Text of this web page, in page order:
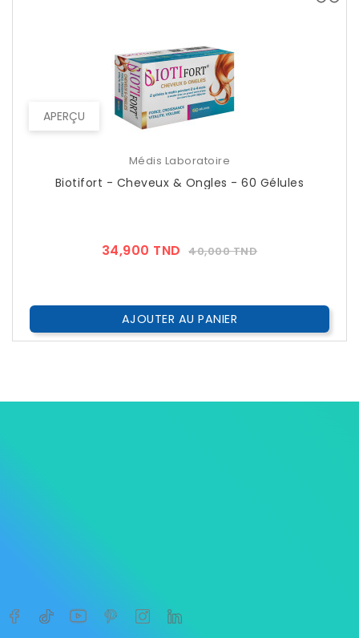
APERÇU
Médis Laboratoire
Biotifort - Cheveux & Ongles - 60 Gélules
34,900 TND Prix
40,000 TNDPrix
AJOUTER AU PANIER